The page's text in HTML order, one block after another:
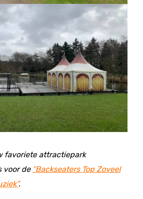
favoriete attractiepark
voor de ”Backseaters Top Zoveel
.